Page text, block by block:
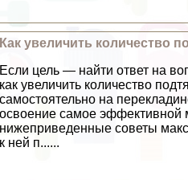
Как увеличить количество
Если цель — найти ответ на
как увеличить количество
самостоятельно на
освоение самое эффективной
нижеприведенные советы
к ней п......